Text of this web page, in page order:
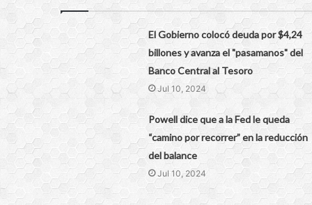
El Gobierno colocó deuda por $4,24
billones y avanza el "pasamanos" del
Banco Central al Tesoro
Jul 10, 2024
Powell dice que a la Fed le queda
“camino por recorrer” en la reducción
del balance
Jul 10, 2024